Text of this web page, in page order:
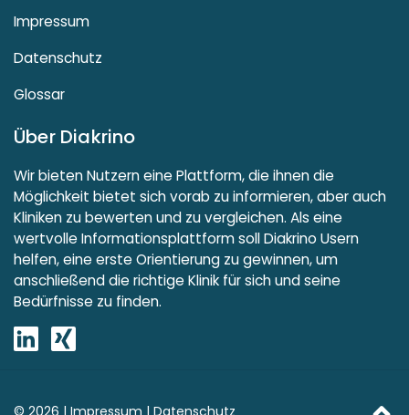
Impressum
Datenschutz
Glossar
Über Diakrino
Wir bieten Nutzern eine Plattform, die ihnen die
Möglichkeit bietet sich vorab zu informieren, aber auch
Kliniken zu bewerten und zu vergleichen. Als eine
wertvolle Informationsplattform soll Diakrino Usern
helfen, eine erste Orientierung zu gewinnen, um
anschließend die richtige Klinik für sich und seine
Bedürfnisse zu finden.